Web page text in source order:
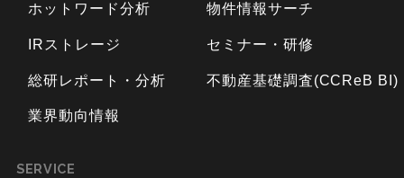
ホットワード分析
IRストレージ
総研レポート・分析
業界動向情報
物件情報サーチ
セミナー・研修
不動産基礎調査(CCReB BI)
SERVICE